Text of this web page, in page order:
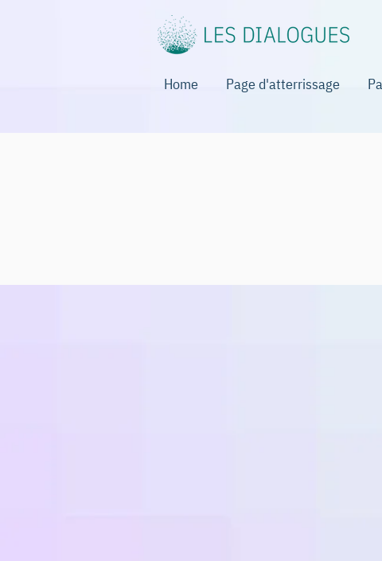
Home Page d'atterrissage